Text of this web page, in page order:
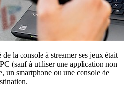
de la console à streamer ses jeux était
(sauf à utiliser une application non
un smartphone ou une console de